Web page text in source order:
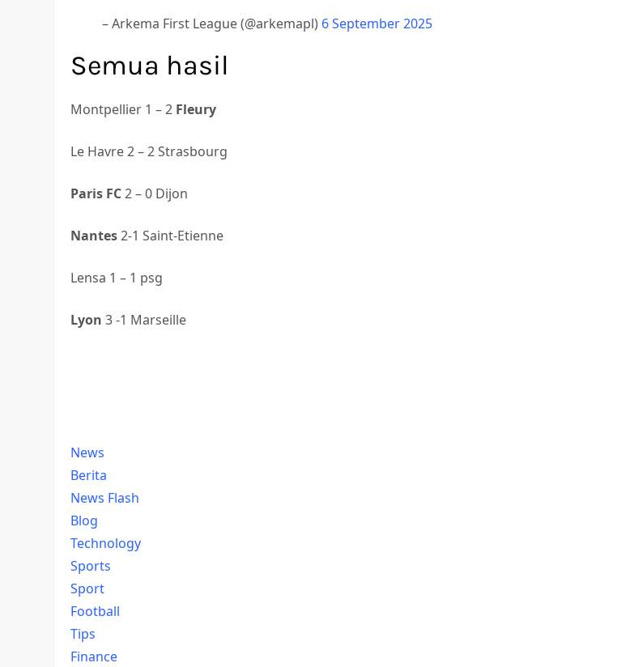
– Arkema First League (@arkemapl) 6 September 2025
Semua hasil
Montpellier 1 – 2 Fleury
Le Havre 2 – 2 Strasbourg
Paris FC2 – 0 Dijon
Nantes2-1 Saint-Etienne
Lensa 1 – 1 psg
Lyon 3 -1 Marseille
News
Berita
News Flash
Blog
Technology
Sports
Sport
Football
Tips
Finance